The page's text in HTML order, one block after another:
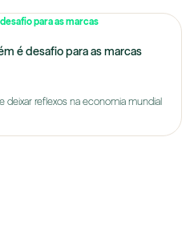
é desafio para as marcas
deixar reflexos na economia mundial